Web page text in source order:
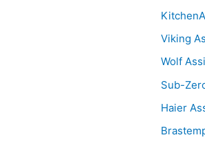
Viking
Wolf
Sub-
Haier